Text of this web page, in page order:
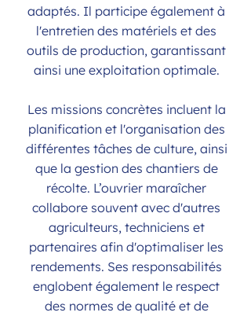
adaptés. Il participe également à
l'entretien des matériels et des
outils de production, garantissant
ainsi une exploitation optimale.
Les missions concrètes incluent la
planification et l'organisation des
différentes tâches de culture, ainsi
que la gestion des chantiers de
récolte. L’ouvrier maraîcher
collabore souvent avec d'autres
agriculteurs, techniciens et
partenaires afin d'optimaliser les
rendements. Ses responsabilités
englobent également le respect
des normes de qualité et de